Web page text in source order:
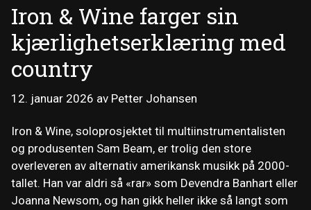
Iron & Wine farger sin
kjærlighetserklæring med
country
12. januar 2026 av Petter Johansen
Iron & Wine, soloprosjektet til multiinstrumentalisten
og produsenten Sam Beam, er trolig den store
overleveren av alternativ amerikansk musikk på 2000-
tallet. Han var aldri så «rar» som Devendra Banhart eller
Joanna Newsom, og han gikk heller ikke så langt som